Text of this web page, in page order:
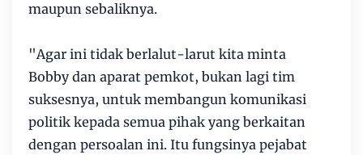
maupun sebaliknya.
"Agar ini tidak berlalut-larut kita minta
Bobby dan aparat pemkot, bukan lagi tim
suksesnya, untuk membangun komunikasi
politik kepada semua pihak yang berkaitan
dengan persoalan ini. Itu fungsinya pejabat